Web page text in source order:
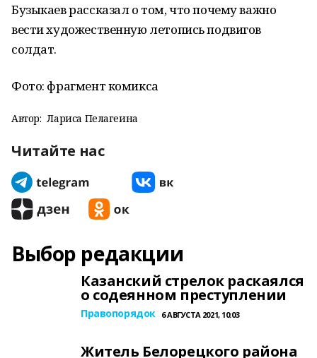
Бузыкаев рассказал о том, что почему важно
вести художественную летопись подвигов
солдат.
Фото: фрагмент комикса
Автор: Лариса Пелагеина
Читайте нас
Выбор редакции
Казанский стрелок раскаялся
о содеянном преступлении
Правопорядок 6 АВГУСТА 2021, 10:03
Житель Белорецкого района